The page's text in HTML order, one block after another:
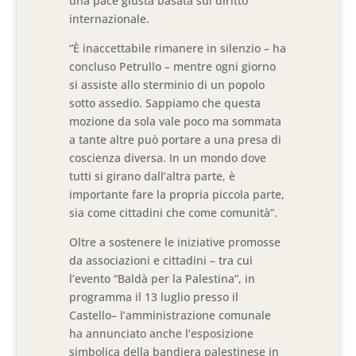
internazionale.
“È inaccettabile rimanere in silenzio – ha
concluso Petrullo – mentre ogni giorno
si assiste allo sterminio di un popolo
sotto assedio. Sappiamo che questa
mozione da sola vale poco ma sommata
a tante altre può portare a una presa di
coscienza diversa. In un mondo dove
tutti si girano dall’altra parte, è
importante fare la propria piccola parte,
sia come cittadini che come comunità”.
Oltre a sostenere le iniziative promosse
da associazioni e cittadini – tra cui
l’evento “Baldà per la Palestina”, in
programma il 13 luglio presso il
Castello– l’amministrazione comunale
ha annunciato anche l’esposizione
simbolica della bandiera palestinese in